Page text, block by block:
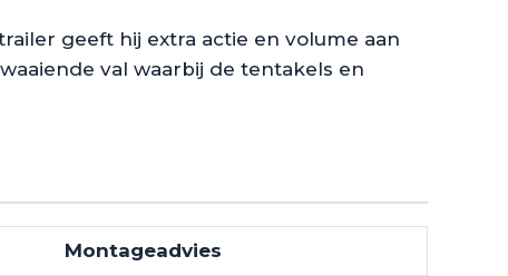
geeft hij extra actie en volume aan
val waarbij de tentakels en
Montageadvies